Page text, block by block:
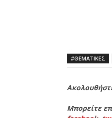
#ΘΕΜΑΤΙΚΈΣ
Μπορείτε